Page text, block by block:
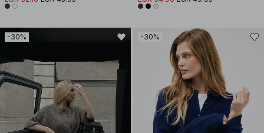
-30% -30%